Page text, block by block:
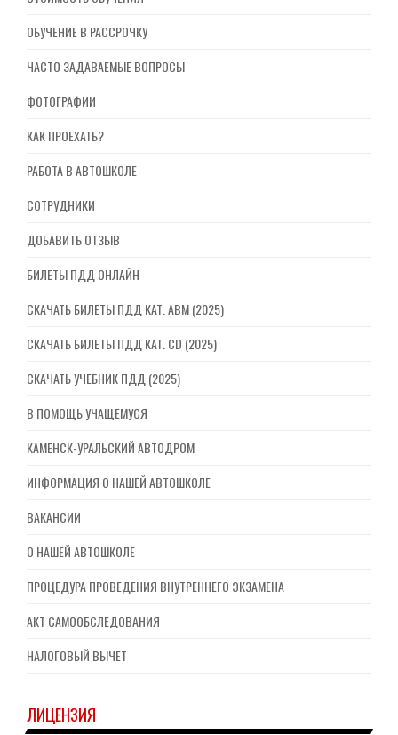
ОБУЧЕНИЕ В РАССРОЧКУ
ЧАСТО ЗАДАВАЕМЫЕ ВОПРОСЫ
ФОТОГРАФИИ
КАК ПРОЕХАТЬ?
РАБОТА В АВТОШКОЛЕ
СОТРУДНИКИ
ДОБАВИТЬ ОТЗЫВ
БИЛЕТЫ ПДД ОНЛАЙН
СКАЧАТЬ БИЛЕТЫ ПДД КАТ. ABM (2025)
СКАЧАТЬ БИЛЕТЫ ПДД КАТ. CD (2025)
СКАЧАТЬ УЧЕБНИК ПДД (2025)
В ПОМОЩЬ УЧАЩЕМУСЯ
КАМЕНСК-УРАЛЬСКИЙ АВТОДРОМ
ИНФОРМАЦИЯ О НАШЕЙ АВТОШКОЛЕ
ВАКАНСИИ
О НАШЕЙ АВТОШКОЛЕ
ПРОЦЕДУРА ПРОВЕДЕНИЯ ВНУТРЕННЕГО ЭКЗАМЕНА
АКТ САМООБСЛЕДОВАНИЯ
НАЛОГОВЫЙ ВЫЧЕТ
ЛИЦЕНЗИЯ